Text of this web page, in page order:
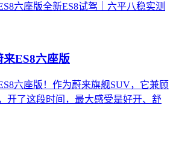
六座版全新ES8试驾｜六平八稳实测
ES8六座版
六座版！作为蔚来旗舰SUV，它兼顾
开了这段时间，最大感受是好开、舒